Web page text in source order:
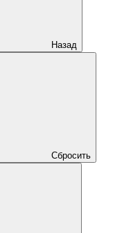
Назад
Сбросить